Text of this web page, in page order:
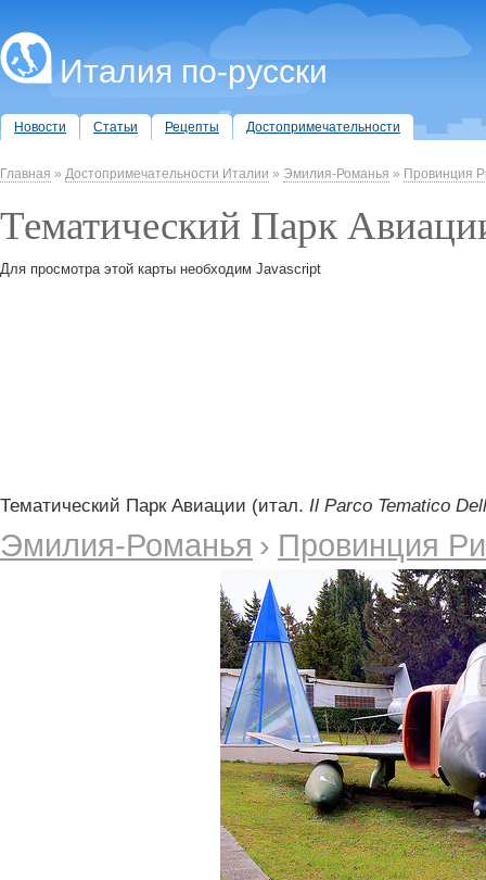
Италия по-русски
Новости Статьи Рецепты Достопримечательности
Главная » Достопримечательности Италии » Эмилия-Романья » Провинция
Тематический Парк
Для просмотра этой карты необходим Javascript
Тематический Парк Авиации (итал. Il Parco Tematico
Эмилия-Романья › Провинция